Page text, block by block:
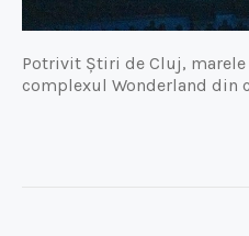
Potrivit Știri de Cluj, marele
complexul Wonderland din